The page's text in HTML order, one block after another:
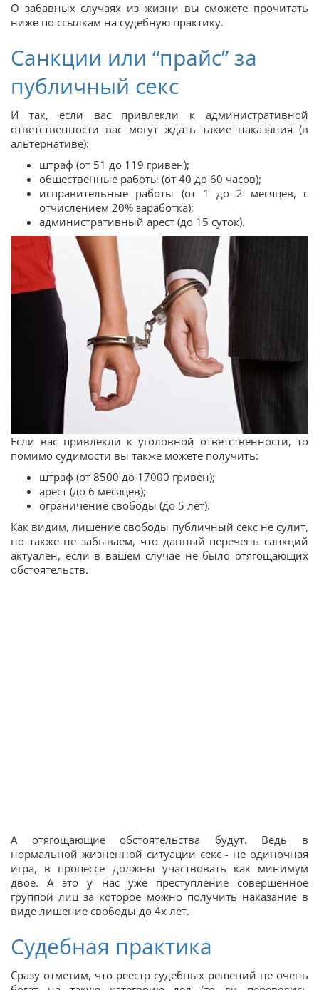
О забавных случаях из жизни вы сможете прочитать
ниже по ссылкам на судебную практику.
Санкции или “прайс” за
публичный секс
И так, если вас привлекли к административной
ответственности вас могут ждать такие наказания (в
альтернативе):
штраф (от 51 до 119 гривен);
общественные работы (от 40 до 60 часов);
исправительные работы (от 1 до 2 месяцев, с
отчислением 20% заработка);
административный арест (до 15 суток).
Если вас привлекли к уголовной ответственности, то
помимо судимости вы также можете получить:
штраф (от 8500 до 17000 гривен);
арест (до 6 месяцев);
ограничение свободы (до 5 лет).
Как видим, лишение свободы публичный секс не сулит,
но также не забываем, что данный перечень санкций
актуален, если в вашем случае не было отягощающих
обстоятельств.
А отягощающие обстоятельства будут. Ведь в
нормальной жизненной ситуации секс - не одиночная
игра, в процессе должны участвовать как минимум
двое. А это у нас уже преступление совершенное
группой лиц за которое можно получить наказание в
виде лишение свободы до 4х лет.
Судебная практика
Сразу отметим, что реестр судебных решений не очень